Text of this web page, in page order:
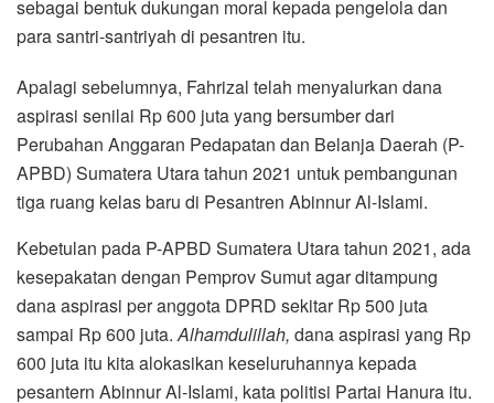
sebagai bentuk dukungan moral kepada pengelola dan
para santri-santriyah di pesantren itu.
Apalagi sebelumnya, Fahrizal telah menyalurkan dana
aspirasi senilai Rp 600 juta yang bersumber dari
Perubahan Anggaran Pedapatan dan Belanja Daerah (P-
APBD) Sumatera Utara tahun 2021 untuk pembangunan
tiga ruang kelas baru di Pesantren Abinnur Al-Islami.
Kebetulan pada P-APBD Sumatera Utara tahun 2021, ada
kesepakatan dengan Pemprov Sumut agar ditampung
dana aspirasi per anggota DPRD sekitar Rp 500 juta
sampai Rp 600 juta.Alhamdulillah, dana aspirasi yang Rp
600 juta itu kita alokasikan keseluruhannya kepada
pesantern Abinnur Al-Islami, kata politisi Partai Hanura itu.